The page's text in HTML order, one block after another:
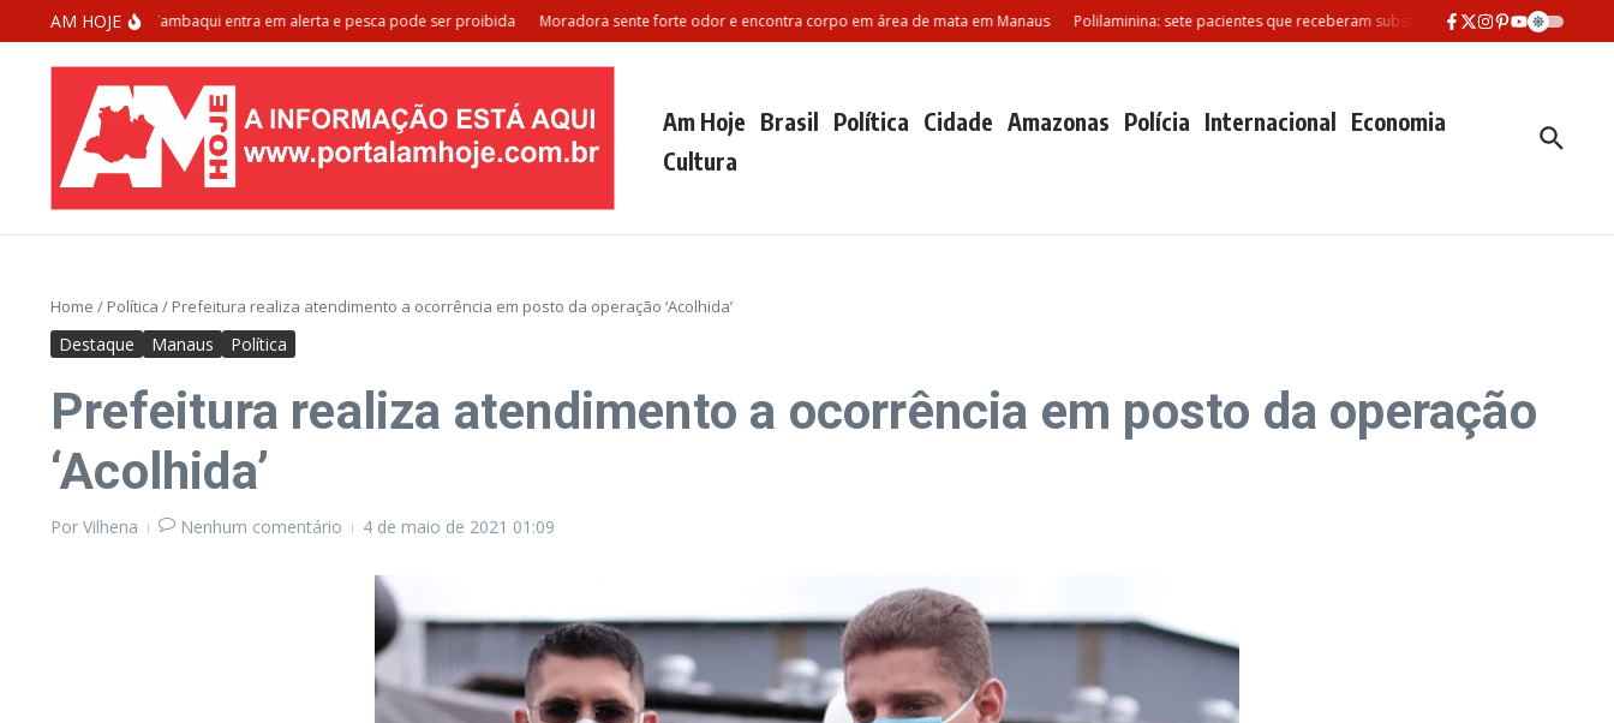
Ir para o conteúdo
AM HOJE
de extinção: Tambaqui entra em alerta e pesca pode ser proibida Moradora sente forte odor e encontra corpo em área de mata em Manaus Polilaminina: sete pacientes que receberam substância morreram desde fevereiro
Am Hoje Brasil Política Cidade Amazonas Polícia Internacional Economia
Cultura
Home / Política / Prefeitura realiza atendimento a ocorrência em posto da operação ‘Acolhida’
Destaque Manaus Política
Prefeitura realiza atendimento a ocorrência em posto da operação
‘Acolhida’
Por Vilhena Nenhum comentário 4 de maio de 2021 01:09